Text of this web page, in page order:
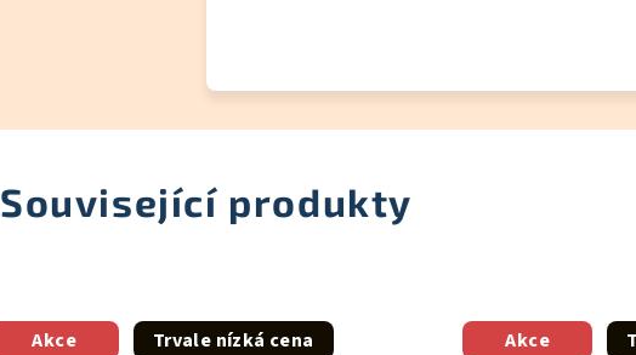
Související produkty
Akce Trvale nízká cena Akce